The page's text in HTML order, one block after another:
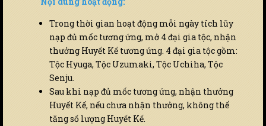
Trong thời gian hoạt động mỗi ngày tích lũy
nạp đủ mốc tương ứng, mở 4 đại gia tộc, nhận
thưởng Huyết Kế tương ứng. 4 đại gia tộc gồm:
Tộc Hyuga, Tộc Uzumaki, Tộc Uchiha, Tộc
Senju.
Sau khi nạp đủ mốc tương ứng, nhận thưởng
Huyết Kế, nếu chưa nhận thưởng, không thể
tăng số lượng Huyết Kế.